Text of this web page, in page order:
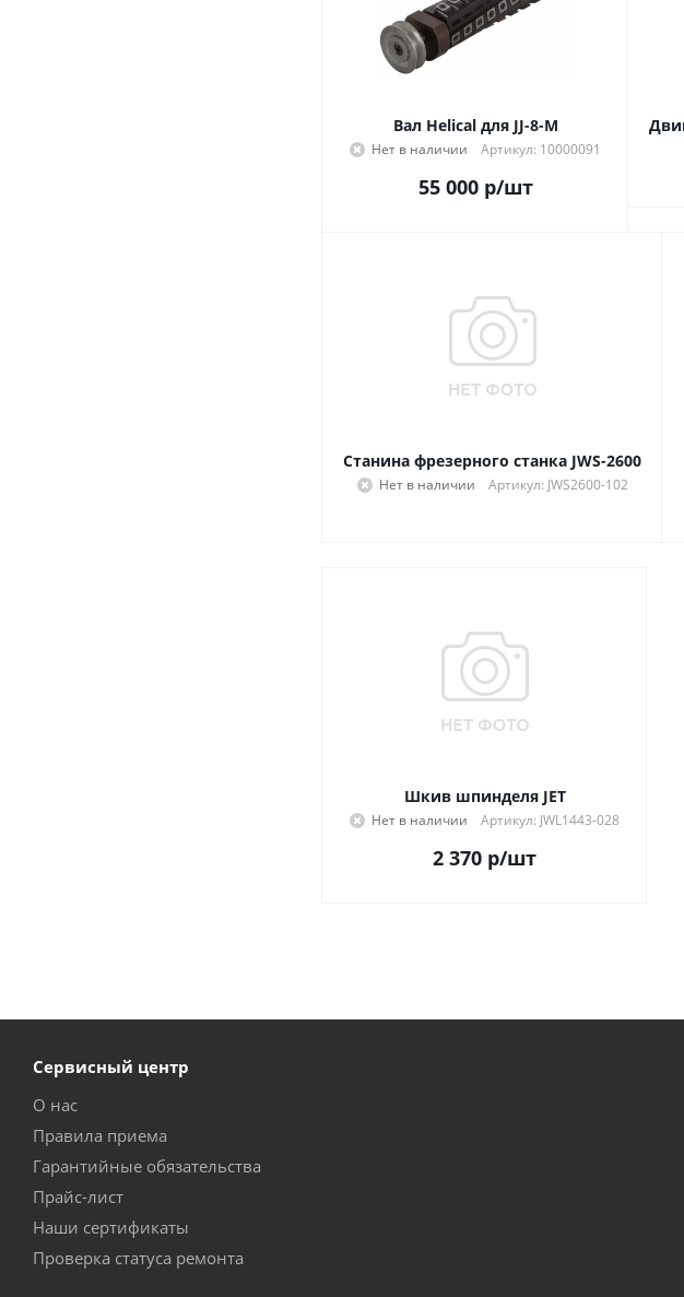
Вал Helical для JJ-8-M
Нет в наличии Артикул: 10000091
55 000р/шт
Станина фрезерного станка JWS-2600
Нет в наличии Артикул: JWS2600-102
Шкив шпинделя JET
Нет в наличии Артикул: JWL1443-028
2 370 р/шт
Сервисный центр
О нас
Правила приема
Гарантийные обязательства
Прайс-лист
Наши сертификаты
Проверка статуса ремонта